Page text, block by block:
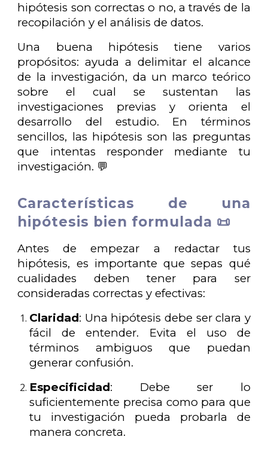
hipótesis son correctas o no, a través de la
recopilación y el análisis de datos.
Una buena hipótesis tiene varios
propósitos: ayuda a delimitar el alcance
de la investigación, da un marco teórico
sobre el cual se sustentan las
investigaciones previas y orienta el
desarrollo del estudio. En términos
sencillos, las hipótesis son las preguntas
que intentas responder mediante tu
investigación. 💬
Características de una
hipótesis bien formulada 📜
Antes de empezar a redactar tus
hipótesis, es importante que sepas qué
cualidades deben tener para ser
consideradas correctas y efectivas:
Claridad: Una hipótesis debe ser clara y
fácil de entender. Evita el uso de
términos ambiguos que puedan
generar confusión.
Especificidad: Debe ser lo
suficientemente precisa como para que
tu investigación pueda probarla de
manera concreta.